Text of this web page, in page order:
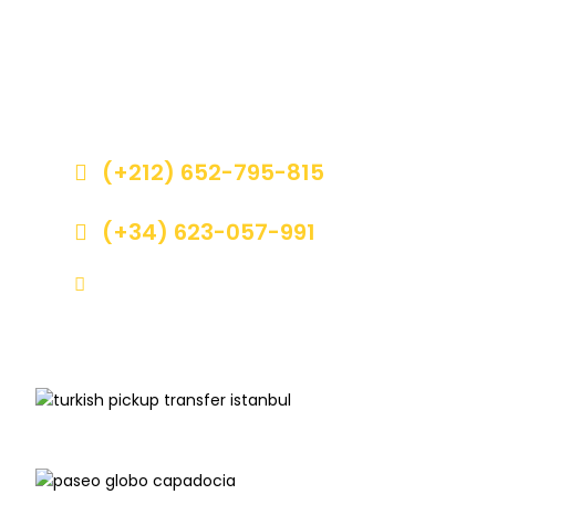
(+212) 652-795-815
(+34) 623-057-991